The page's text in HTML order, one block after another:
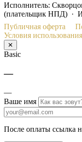
Исполнитель:
(плательщик НПД) ·
Публичная оферта
Условия использования
✕
Basic
—
—
Ваше имя
После оплаты ссылка